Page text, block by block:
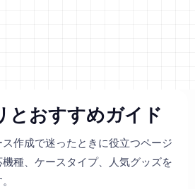
とおすすめガイド
作成で迷ったときに役立つページ
種、ケースタイプ、人気グッズを